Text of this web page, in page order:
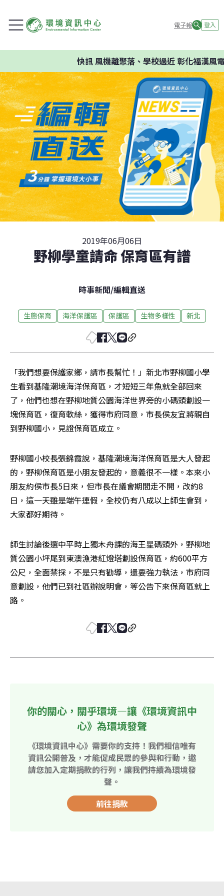
電子報 登入
快訊風機離聚落、學校過近 彰化福漢風電
2019年06月06日
野柳學童請命 保育區有譜
時事新聞/編輯直送
生態保育 海洋保護區 保護區 生物多樣性 新北
「我們想要保護家鄉，請市長幫忙！」新北市野柳國小學
生看到基隆潮境海洋保育區，才短短三年魚就全部回來
了，他們也想在野柳地質公園海洋世界旁的小碼頭劃設一
塊保育區，復育軟絲，獲得市府同意，市長侯友宜將親自
到野柳國小，見證保育區成立。
野柳國小校長張錦霞說，基隆潮境海洋保育區是大人發起
的，野柳保育區是小朋友發起的，意義很不一樣。本來小
朋友約侯市長5日來，但市長在議會期間走不開，改約8
日，這一天雖是端午連假，全校仍有八成以上師生會到，
大家都好期待。
師生討論後選中平時上獨木舟課的海王星碼頭外，野柳地
質公園小坪尾到東澳漁港紅燈塔劃設保育區，約600平方
公尺，全面禁採，不是只有勸導，還要強力執法，市府同
意劃設，他們已到社區辦說明會，等公告下來保育區就上
路。
你的關心，關乎環境—讓《環境資訊中
心》為環境發聲
《環境資訊中心》需要你的支持！我們相信唯有
資訊公開普及，才能促成民眾的參與和行動，邀
請您加入定期捐款的行列，讓我們持續為環境發
聲。
前往捐款